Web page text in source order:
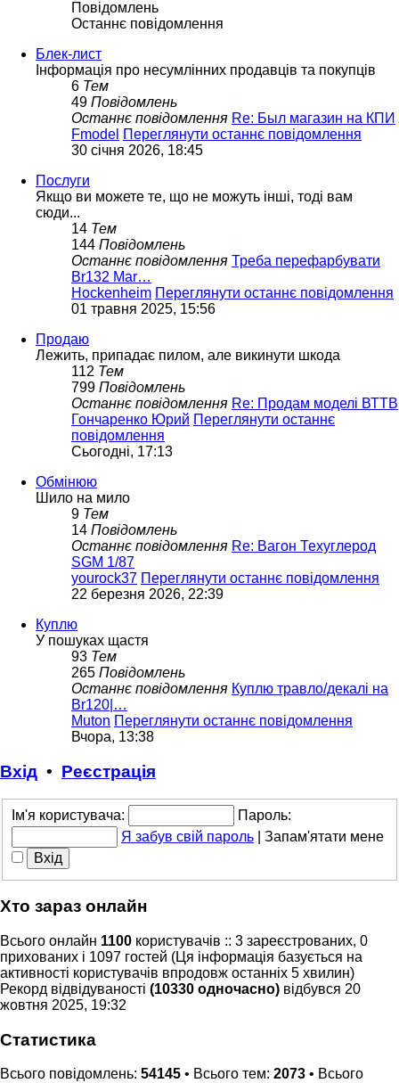
Повідомлень
Останнє повідомлення
Блек-лист
Інформація про несумлінних продавців та покупців
6 Тем
49 Повідомлень
Останнє повідомлення Re: Был магазин на КПИ
Fmodel
Переглянути останнє повідомлення
30 січня 2026, 18:45
Послуги
Якщо ви можете те, що не можуть інші, тоді вам
сюди...
14 Тем
144 Повідомлень
Останнє повідомлення Треба перефарбувати
Br132 Mar…
Hockenheim Переглянути останнє повідомлення
01 травня 2025, 15:56
Продаю
Лежить, припадає пилом, але викинути шкода
112 Тем
799 Повідомлень
Останнє повідомлення Re: Продам моделі ВТТВ
Гончаренко Юрий Переглянути останнє
повідомлення
Сьогодні, 17:13
Обмінюю
Шило на мило
9 Тем
14 Повідомлень
Останнє повідомлення Re: Вагон Техуглерод
SGM 1/87
yourock37 Переглянути останнє повідомлення
22 березня 2026, 22:39
Куплю
У пошуках щастя
93 Тем
265 Повідомлень
Останнє повідомлення Куплю травло/декалі на
Br120|…
Muton Переглянути останнє повідомлення
Вчора, 13:38
Вхід • Реєстрація
Ім'я користувача:
Пароль:
Я забув свій пароль
Запам'ятати мене
Хто зараз онлайн
Всього онлайн 1100 користувачів :: 3 зареєстрованих, 0
прихованих і 1097 гостей (Ця інформація базується на
активності користувачів впродовж останніх 5 хвилин)
Рекорд відвідуваності (10330 одночасно) відбувся 20
жовтня 2025, 19:32
Статистика
Всього повідомлень: 54145 • Всього тем: 2073 • Всього